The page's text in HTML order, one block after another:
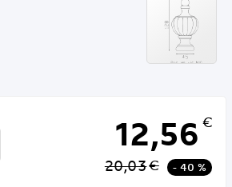
12,56 €
20,03€ - 40 %